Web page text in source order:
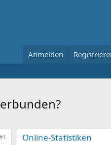
Anmelden
Online-Statistiken